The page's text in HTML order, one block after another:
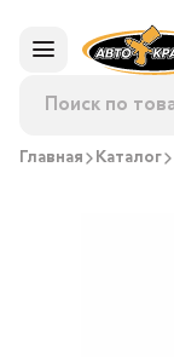
Главная Каталог